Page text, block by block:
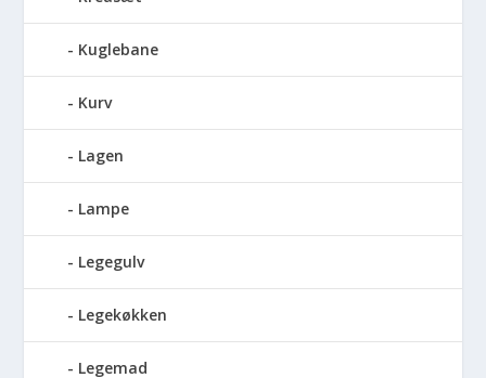
Kuglebane
Kurv
Lagen
Lampe
Legegulv
Legekøkken
Legemad